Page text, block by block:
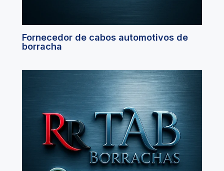
Fornecedor de cabos automotivos de
borracha